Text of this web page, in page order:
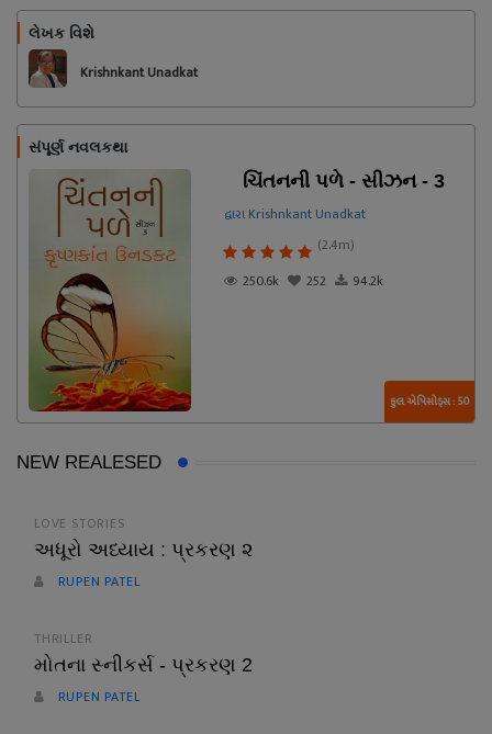
લેખક વિશે
Krishnkant Unadkat
સંપૂર્ણ નવલકથા
ચિંતનની પળે - સીઝન - 3
દ્વારા Krishnkant Unadkat
(2.4m)
250.6k
252 94.2k
કુલ એપિસોડ્સ : 50
NEW REALESED
LOVE STORIES
અધૂરો અધ્યાય : પ્રકરણ ૨
RUPEN PATEL
THRILLER
મોતના સ્નીકર્સ - પ્રકરણ 2
RUPEN PATEL